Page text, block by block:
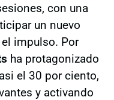
con una
un nuevo
impulso. Por
ha protagonizado
el 30 por ciento,
y activando